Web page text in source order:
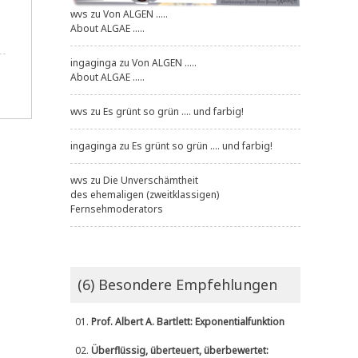
wvs zu Von ALGEN .....
About ALGAE .....
ingaginga zu Von ALGEN .....
About ALGAE .....
wvs zu Es grünt so grün .... und farbig!
ingaginga zu Es grünt so grün .... und farbig!
wvs zu Die Unverschämtheit
des ehemaligen (zweitklassigen)
Fernsehmoderators
(6) Besondere Empfehlungen
01. Prof. Albert A. Bartlett: Exponentialfunktion
02. Überflüssig, überteuert, überbewertet: